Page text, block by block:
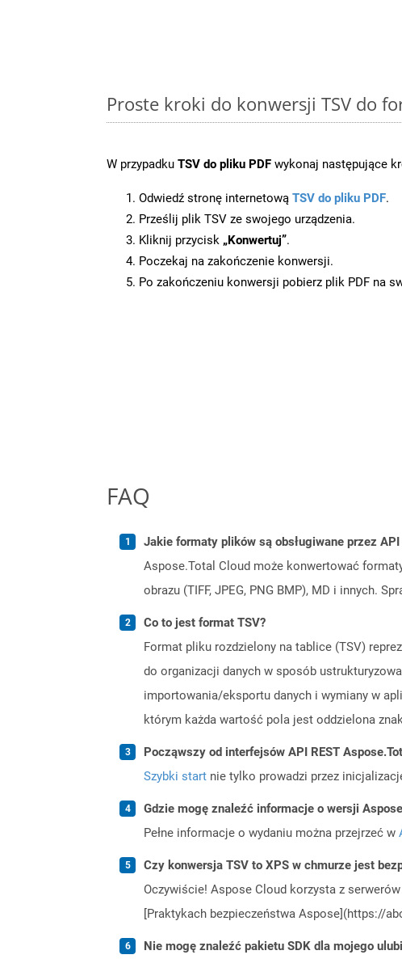
Proste kroki do konwersji TSV do
W przypadku TSV do pliku PDF wykonaj następujące
Odwiedź stronę internetową TSV do pliku PDF.
Prześlij plik TSV ze swojego urządzenia.
Kliknij przycisk „Konwertuj”.
Poczekaj na zakończenie konwersji.
Po zakończeniu konwersji pobierz plik PDF na
FAQ
Jakie formaty plików są obsługiwane przez
Aspose.Total Cloud może konwertować
obrazu (TIFF, JPEG, PNG BMP), MD i innych.
Co to jest format TSV?
Format pliku rozdzielony na tablice (TSV)
do organizacji danych w sposób
importowania/eksportu danych i wymiany w
którym każda wartość pola jest oddzielona
Począwszy od interfejsów API REST
Szybki start nie tylko prowadzi przez
Gdzie mogę znaleźć informacje o wersji
Pełne informacje o wydaniu można przejrzeć w
Czy konwersja TSV to XPS w chmurze jest
Oczywiście! Aspose Cloud korzysta z
[Praktykach bezpieczeństwa Aspose](https://
Nie mogę znaleźć pakietu SDK dla mojego